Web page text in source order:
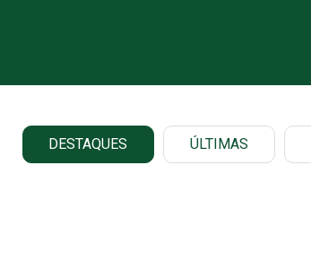
DESTAQUES ÚLTIMAS